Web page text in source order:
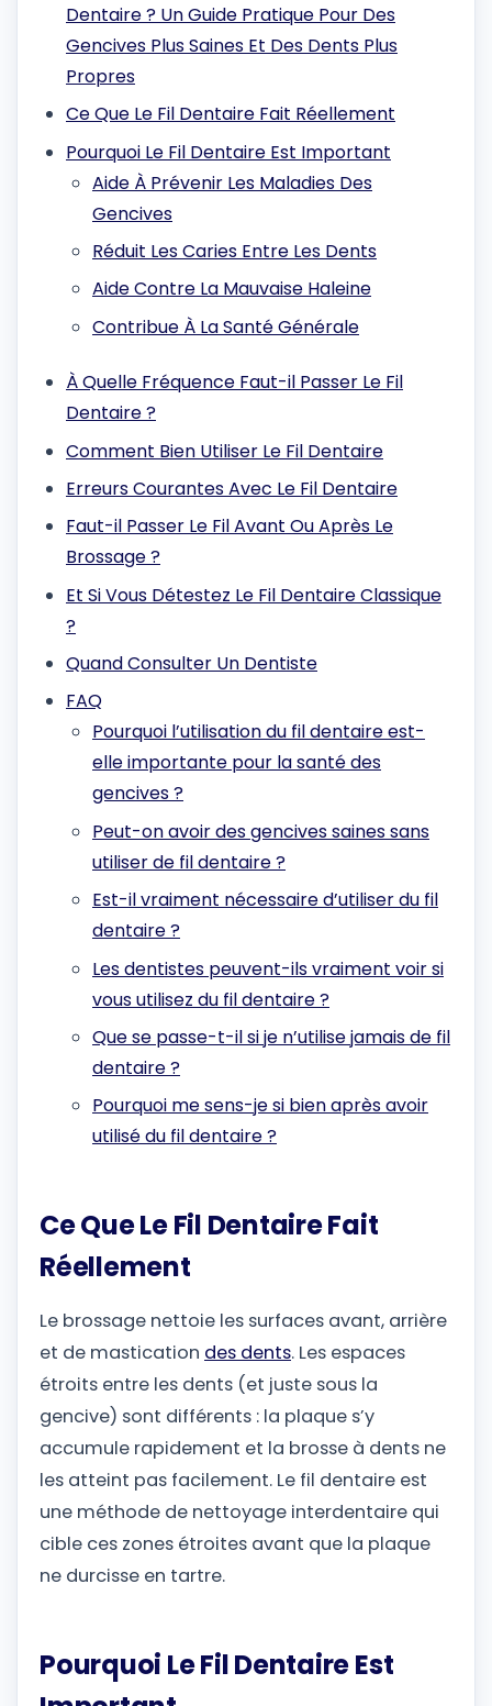
Dentaire ? Un Guide Pratique Pour Des
Gencives Plus Saines Et Des Dents Plus
Propres
Ce Que Le Fil Dentaire Fait Réellement
Pourquoi Le Fil Dentaire Est Important
Aide À Prévenir Les Maladies Des
Gencives
Réduit Les Caries Entre Les Dents
Aide Contre La Mauvaise Haleine
Contribue À La Santé Générale
À Quelle Fréquence Faut-il Passer Le Fil
Dentaire ?
Comment Bien Utiliser Le Fil Dentaire
Erreurs Courantes Avec Le Fil Dentaire
Faut-il Passer Le Fil Avant Ou Après Le
Brossage ?
Et Si Vous Détestez Le Fil Dentaire Classique
?
Quand Consulter Un Dentiste
FAQ
Pourquoi l’utilisation du fil dentaire est-
elle importante pour la santé des
gencives ?
Peut-on avoir des gencives saines sans
utiliser de fil dentaire ?
Est-il vraiment nécessaire d’utiliser du fil
dentaire ?
Les dentistes peuvent-ils vraiment voir si
vous utilisez du fil dentaire ?
Que se passe-t-il si je n’utilise jamais de fil
dentaire ?
Pourquoi me sens-je si bien après avoir
utilisé du fil dentaire ?
Ce Que Le Fil Dentaire Fait
Réellement
Le brossage nettoie les surfaces avant, arrière
et de mastication des dents. Les espaces
étroits entre les dents (et juste sous la
gencive) sont différents : la plaque s’y
accumule rapidement et la brosse à dents ne
les atteint pas facilement. Le fil dentaire est
une méthode de nettoyage interdentaire qui
cible ces zones étroites avant que la plaque
ne durcisse en tartre.
Pourquoi Le Fil Dentaire Est